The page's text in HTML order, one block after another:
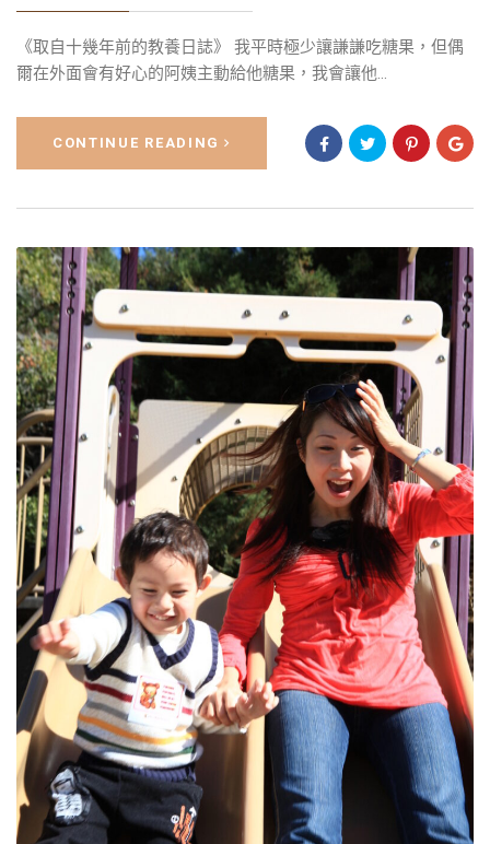
《取自十幾年前的教養日誌》 我平時極少讓謙謙吃糖果，但偶
爾在外面會有好心的阿姨主動給他糖果，我會讓他...
CONTINUE READING